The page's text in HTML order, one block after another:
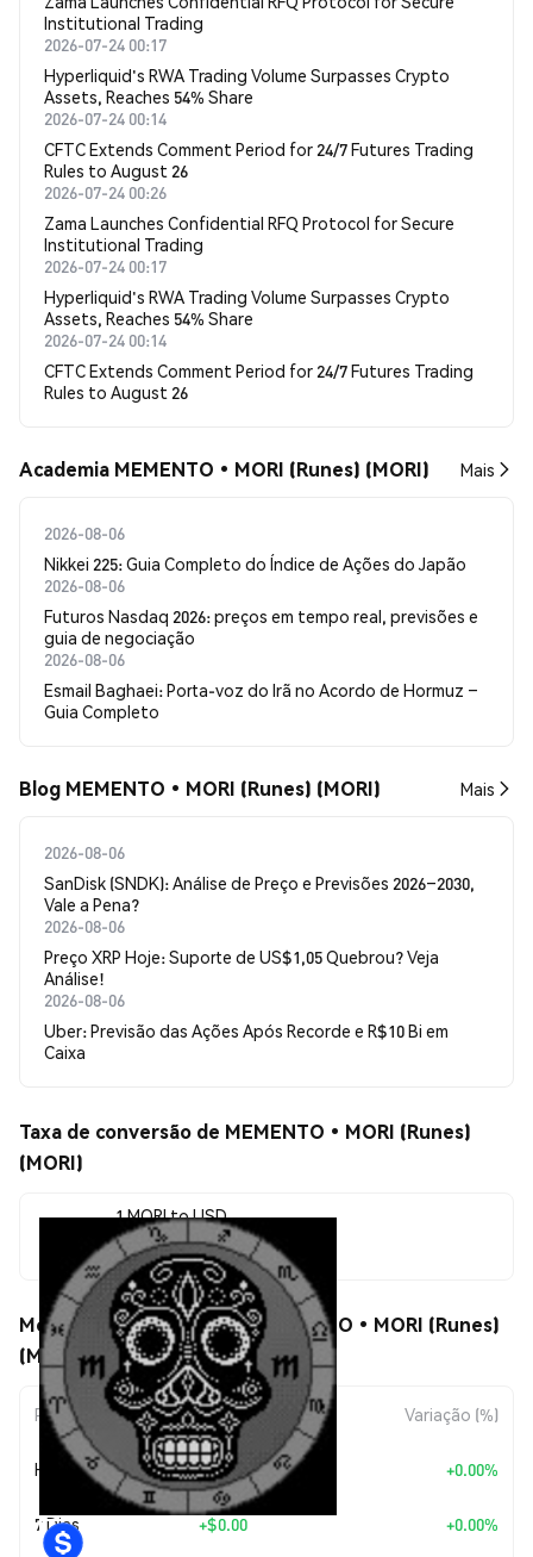
Institutional Trading
2026-07-24 00:17
Hyperliquid's RWA Trading Volume Surpasses Crypto
Assets, Reaches 54% Share
2026-07-24 00:14
CFTC Extends Comment Period for 24/7 Futures Trading
Rules to August 26
2026-07-24 00:26
Zama Launches Confidential RFQ Protocol for Secure
Institutional Trading
2026-07-24 00:17
Hyperliquid's RWA Trading Volume Surpasses Crypto
Assets, Reaches 54% Share
2026-07-24 00:14
CFTC Extends Comment Period for 24/7 Futures Trading
Rules to August 26
Academia MEMENTO•MORI (Runes) (MORI) Mais
2026-08-06
Nikkei 225: Guia Completo do Índice de Ações do Japão
2026-08-06
Futuros Nasdaq 2026: preços em tempo real, previsões e
guia de negociação
2026-08-06
Esmail Baghaei: Porta-voz do Irã no Acordo de Hormuz –
Guia Completo
Blog MEMENTO•MORI (Runes) (MORI) Mais
2026-08-06
SanDisk (SNDK): Análise de Preço e Previsões 2026–2030,
Vale a Pena?
2026-08-06
Preço XRP Hoje: Suporte de US$1,05 Quebrou? Veja
Análise!
2026-08-06
Uber: Previsão das Ações Após Recorde e R$10 Bi em
Caixa
Taxa de conversão de MEMENTO•MORI (Runes)
(MORI)
1 MORI to USD
$0.00340649
Movimentos de preço de MEMENTO•MORI (Runes)
(MORI)
Período Variação do Valor Variação (%)
Hoje +$0.00 +0.00%
7 Dias +$0.00 +0.00%